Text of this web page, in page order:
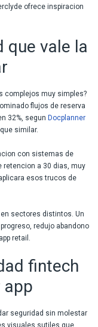
ofrece inspiracion
que vale la
complejos muy simples?
flujos de reserva
32%, segun Docplanner
similar.
con sistemas de
retencion a 30 dias, muy
esos trucos de
sectores distintos. Un
redujo abandono
retail.
fintech
app
seguridad sin molestar